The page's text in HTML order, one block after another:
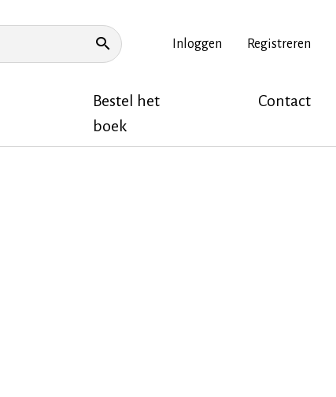
Bestel het
boek
Contact
Inloggen Registreren